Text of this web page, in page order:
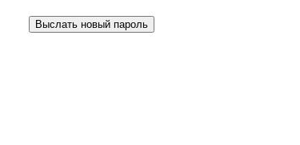
Выслать новый пароль